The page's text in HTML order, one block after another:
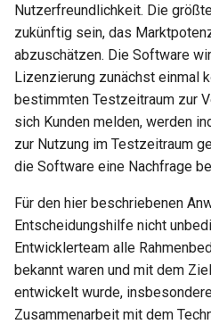
Nutzerfreundlichkeit. Die
zukünftig sein, das
abzuschätzen. Die Software
Lizenzierung zunächst einmal
bestimmten Testzeitraum zur
sich Kunden melden, werden
zur Nutzung im Testzeitraum
die Software eine Nachfrage
Für den hier beschriebenen
Entscheidungshilfe nicht
Entwicklerteam alle
bekannt waren und mit dem
entwickelt wurde,
Zusammenarbeit mit dem